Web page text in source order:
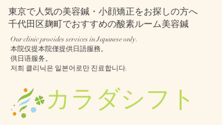
東京で人気の美容鍼・小顔矯正をお探しの方へ
千代田区麹町でおすすめの酸素ルーム美容鍼
​カラダシフト
Our clinic provides services in Japanese only.
本院仅提本院僅提供日語服務。
供日语服务。
저희 클리닉은 일본어로만 진료합니다.